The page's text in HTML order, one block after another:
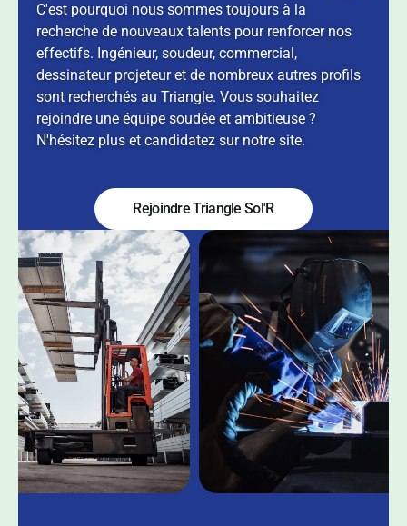
C'est pourquoi nous sommes toujours à la
recherche de nouveaux talents pour renforcer nos
effectifs. Ingénieur, soudeur, commercial,
dessinateur projeteur et de nombreux autres profils
sont recherchés au Triangle. Vous souhaitez
rejoindre une équipe soudée et ambitieuse ?
N'hésitez plus et candidatez sur notre site.
Rejoindre Triangle Sol'R